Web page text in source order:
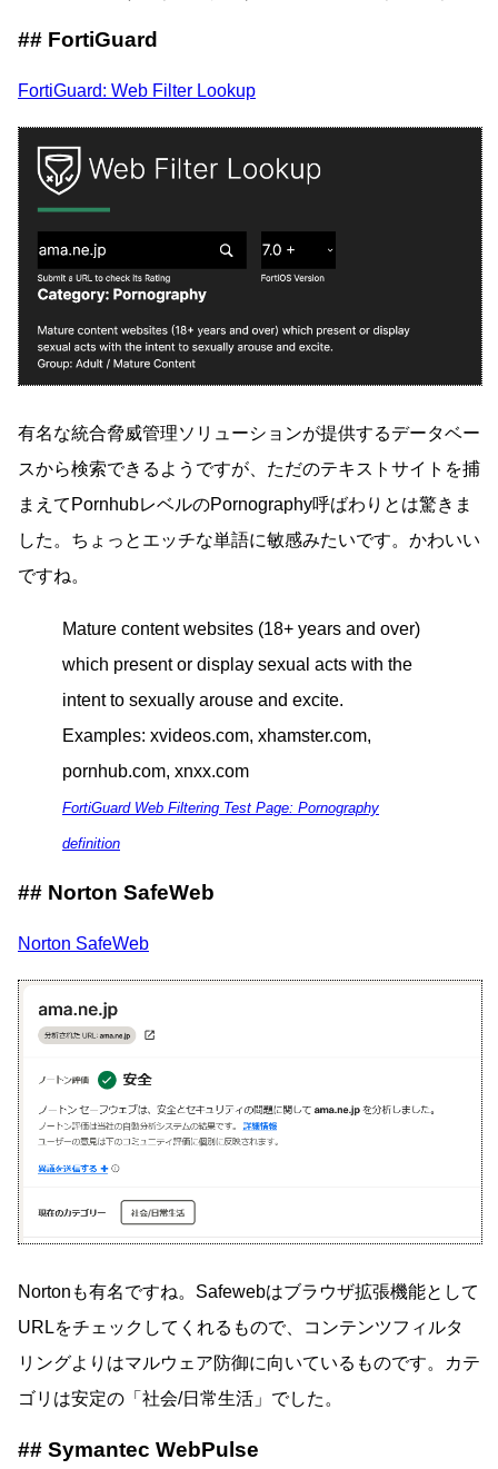
FortiGuard
FortiGuard: Web Filter Lookup
有名な統合脅威管理ソリューションが提供するデータベー
スから検索できるようですが、ただのテキストサイトを捕
まえてPornhubレベルのPornography呼ばわりとは驚きま
した。ちょっとエッチな単語に敏感みたいです。かわいい
ですね。
Mature content websites (18+ years and over)
which present or display sexual acts with the
intent to sexually arouse and excite.
Examples: xvideos.com, xhamster.com,
pornhub.com, xnxx.com
FortiGuard Web Filtering Test Page: Pornography
definition
Norton SafeWeb
Norton SafeWeb
Nortonも有名ですね。Safewebはブラウザ拡張機能として
URLをチェックしてくれるもので、コンテンツフィルタ
リングよりはマルウェア防御に向いているものです。カテ
ゴリは安定の「社会/日常生活」でした。
Symantec WebPulse